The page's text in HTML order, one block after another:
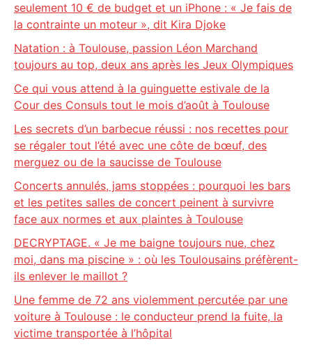
seulement 10 € de budget et un iPhone : « Je fais de
la contrainte un moteur », dit Kira Djoke
Natation : à Toulouse, passion Léon Marchand
toujours au top, deux ans après les Jeux Olympiques
Ce qui vous attend à la guinguette estivale de la
Cour des Consuls tout le mois d’août à Toulouse
Les secrets d’un barbecue réussi : nos recettes pour
se régaler tout l’été avec une côte de bœuf, des
merguez ou de la saucisse de Toulouse
Concerts annulés, jams stoppées : pourquoi les bars
et les petites salles de concert peinent à survivre
face aux normes et aux plaintes à Toulouse
DECRYPTAGE. « Je me baigne toujours nue, chez
moi, dans ma piscine » : où les Toulousains préfèrent-
ils enlever le maillot ?
Une femme de 72 ans violemment percutée par une
voiture à Toulouse : le conducteur prend la fuite, la
victime transportée à l’hôpital